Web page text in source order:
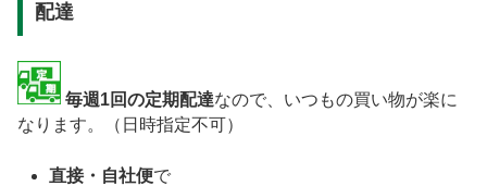
配達
毎週1回の定期配達なので、いつもの買い物が楽に
なります。（日時指定不可）
直接・自社便で